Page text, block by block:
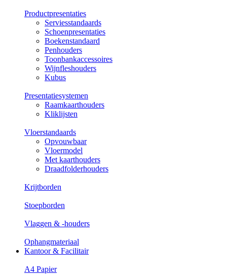
Productpresentaties
Serviesstandaards
Schoenpresentaties
Boekenstandaard
Penhouders
Toonbankaccessoires
Wijnfleshouders
Kubus
Presentatiesystemen
Raamkaarthouders
Kliklijsten
Vloerstandaards
Opvouwbaar
Vloermodel
Met kaarthouders
Draadfolderhouders
Krijtborden
Stoepborden
Vlaggen & -houders
Ophangmateriaal
Kantoor & Facilitair
A4 Papier